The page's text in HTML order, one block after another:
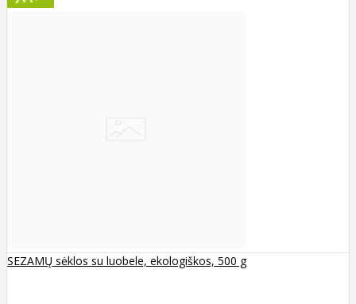
SEZAMŲ sėklos su luobele, ekologiškos, 500 g